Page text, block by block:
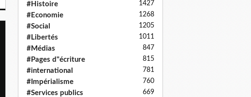
#Histoire 1427
#Economie 1268
#Social 1205
#Libertés 1011
#Médias 847
#Pages d"écriture 815
#international 781
#Impérialisme 760
#Services publics 669